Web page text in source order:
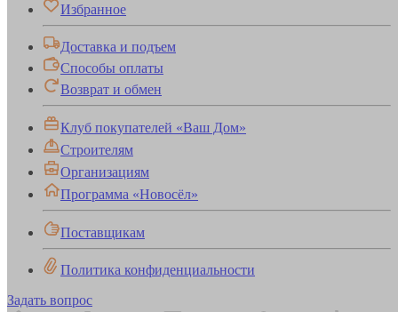
Избранное
Доставка и подъем
Способы оплаты
Возврат и обмен
Клуб покупателей «Ваш Дом»
Строителям
Организациям
Программа «Новосёл»
Поставщикам
Политика конфиденциальности
Задать вопрос